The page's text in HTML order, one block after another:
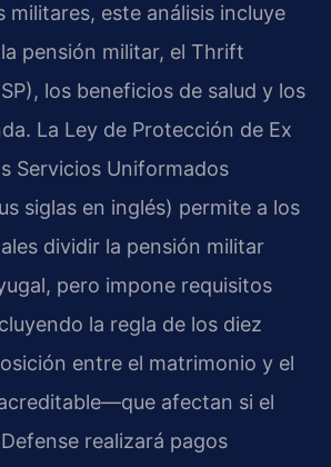
militares, este análisis incluye
pensión militar, el Thrift
los beneficios de salud y los
La Ley de Protección de Ex
Servicios Uniformados
siglas en inglés) permite a los
dividir la pensión militar
pero impone requisitos
la regla de los diez
entre el matrimonio y el
afectan si el
realizará pagos